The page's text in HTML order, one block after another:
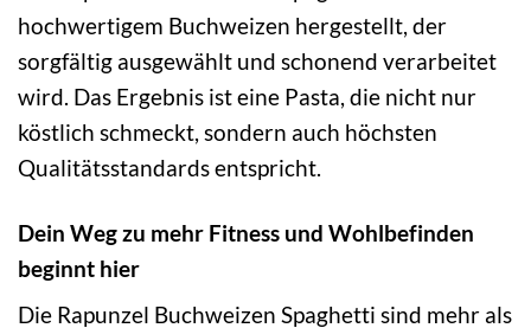
hochwertigem Buchweizen hergestellt, der
sorgfältig ausgewählt und schonend verarbeitet
wird. Das Ergebnis ist eine Pasta, die nicht nur
köstlich schmeckt, sondern auch höchsten
Qualitätsstandards entspricht.
Dein Weg zu mehr Fitness und Wohlbefinden
beginnt hier
Die Rapunzel Buchweizen Spaghetti sind mehr als